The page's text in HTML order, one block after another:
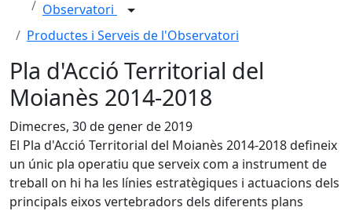
Observatori
Productes i Serveis de l'Observatori
Pla d'Acció Territorial del
Moianès 2014-2018
Dimecres, 30 de gener de 2019
El Pla d'Acció Territorial del Moianès 2014-2018 defineix
un únic pla operatiu que serveix com a instrument de
treball on hi ha les línies estratègiques i actuacions dels
principals eixos vertebradors dels diferents plans